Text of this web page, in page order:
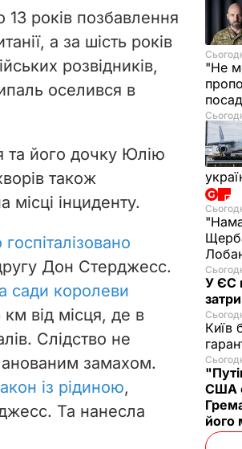
років позбавлення
а за шість років
розвідників,
оселився в
та його дочку Юлію
також
місці інциденту.
Дон Стерджесс.
сади королеви
км від місця, де в
Слідство не
замахом.
із рідиною,
Та нанесла
"Не
У ЄС
Київ
США
його